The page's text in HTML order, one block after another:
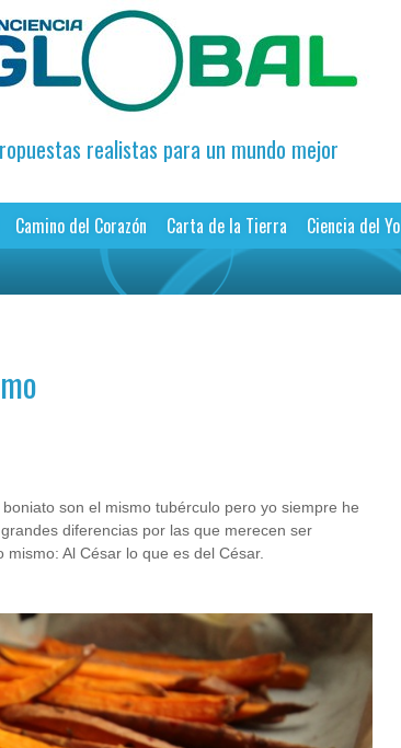
realistas para un mundo mejor
Camino del Corazón Carta de la Tierra Ciencia del Yo
son el mismo tubérculo pero yo siempre he
diferencias por las que merecen ser
Al César lo que es del César.